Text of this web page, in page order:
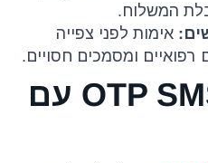
המשלוח.
אימות לפני צפייה
רפואיים ומסמכים חסויים.
איך לשלוח OTP SMS עם